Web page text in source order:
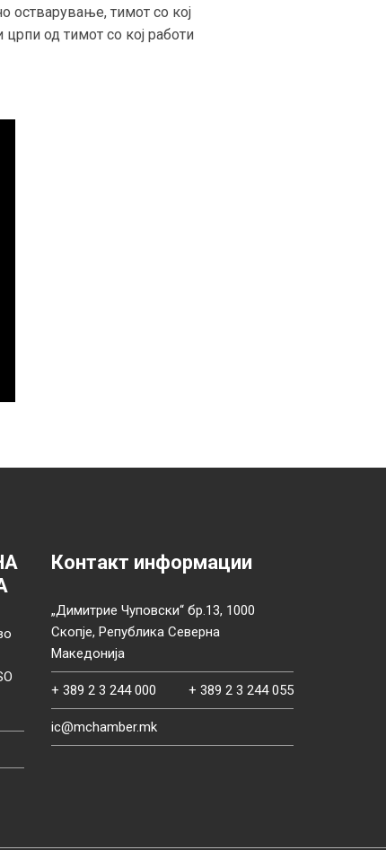
остварување, тимот со кој
црпи од тимот со кој работи
Контакт информации
„Димитрие Чуповски“ бр.13, 1000
Скопје, Република Северна
Македонија
+ 389 2 3 244 000 + 389 2 3 244 055
ic@mchamber.mk